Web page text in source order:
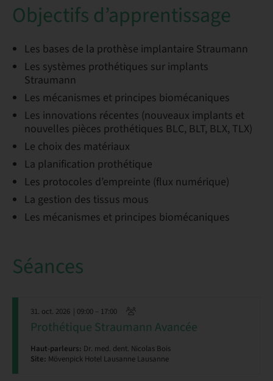
Objectifs d’apprentissage
Les bases de la prothèse implantaire Straumann
Les systèmes prothétiques sur implants
Straumann
Les mécanismes et principes biomécaniques
Les innovations récentes (nouveaux implants et
nouvelles pièces prothétiques BLC, BLT, BLX, TLX)
Le choix des matériaux
La planification prothétique
Les protocoles d’empreinte (flux numérique)
La gestion des tissus mous
Les mécanismes et principes biomécaniques
Séances
31. oct. 2026 | 09:00 – 17:00
Prothétique Straumann Avancée
Haut-parleurs: Dr. med. dent. Nicolas Bois
Site: Mövenpick Hotel Lausanne Lausanne